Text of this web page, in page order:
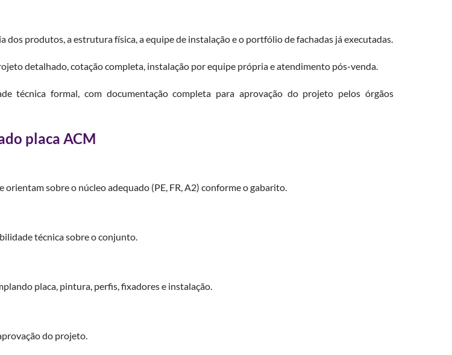
produtos, a estrutura física, a equipe de instalação e o portfólio de fachadas já executadas.
detalhado, cotação completa, instalação por equipe própria e atendimento pós-venda.
técnica formal, com documentação completa para aprovação do projeto pelos órgãos
placa ACM
sobre o núcleo adequado (PE, FR, A2) conforme o gabarito.
técnica sobre o conjunto.
placa, pintura, perfis, fixadores e instalação.
do projeto.